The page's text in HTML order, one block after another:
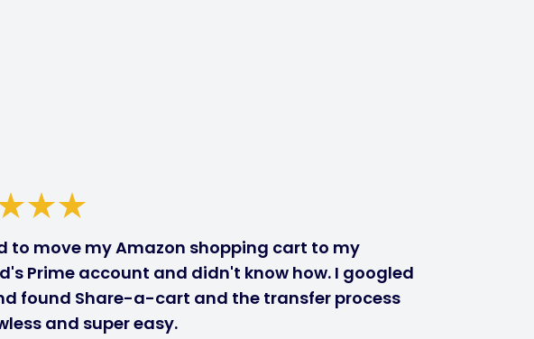
to move my Amazon shopping cart to my
Prime account and didn't know how. I googled
found Share-a-cart and the transfer process
and super easy.